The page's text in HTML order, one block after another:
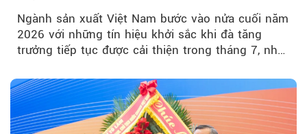
Ngành sản xuất Việt Nam bước vào nửa cuối năm
2026 với những tín hiệu khởi sắc khi đà tăng
trưởng tiếp tục được cải thiện trong tháng 7, nhờ
nhiệt và niềm tin kinh doanh dần phục hồi.